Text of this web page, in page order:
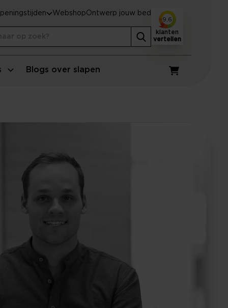
Blogs over slapen
Winkelwagen
WebshopOntwerp jouw bed
9,6
klanten
vertellen